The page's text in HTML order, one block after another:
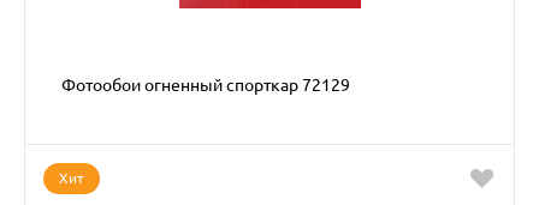
Фотообои огненный спорткар 72129
Хит